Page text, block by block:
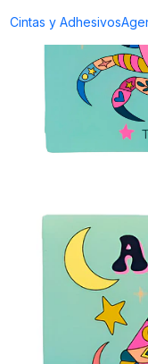
Cintas y Adhesivos